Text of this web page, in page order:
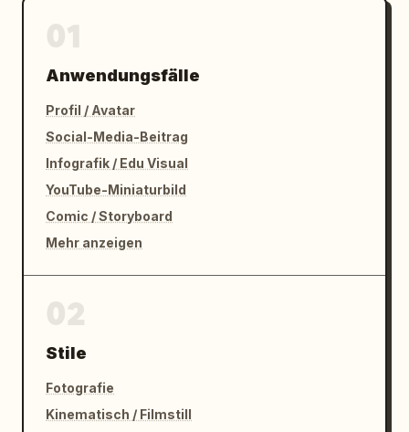
Anwendungsfälle
Profil / Avatar
Social-Media-Beitrag
Infografik / Edu Visual
YouTube-Miniaturbild
Comic / Storyboard
Mehr anzeigen
Stile
Fotografie
Kinematisch / Filmstill